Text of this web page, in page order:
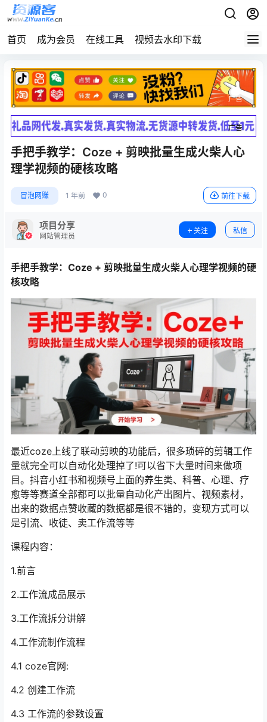
首页 成为会员 在线工具 视频去水印下载
广告
广告
手把手教学：Coze + 剪映批量生成火柴人心
理学视频的硬核攻略
冒泡网赚 1 年前 0 前往下载
项目分享
网站管理员
关注 私信
手把手教学：Coze + 剪映批量生成火柴人心理学视频的硬
核攻略
最近coze上线了联动剪映的功能后，很多琐碎的剪辑工作
量就完全可以自动化处理掉了!可以省下大量时间来做项
目。抖音小红书和视频号上面的养生类、科普、心理、疗
愈等等赛道全部都可以批量自动化产出图片、视频素材，
出来的数据点赞收藏的数据都是很不错的，变现方式可以
是引流、收徒、卖工作流等等
课程内容：
1.前言
2.工作流成品展示
3.工作流拆分讲解
4.工作流制作流程
4.1 coze官网:
4.2 创建工作流
4.3 工作流的参数设置